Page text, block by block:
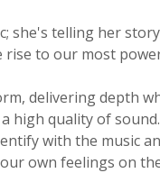
she's telling her
rise to our most
delivering depth
high quality of
with the music
own feelings on